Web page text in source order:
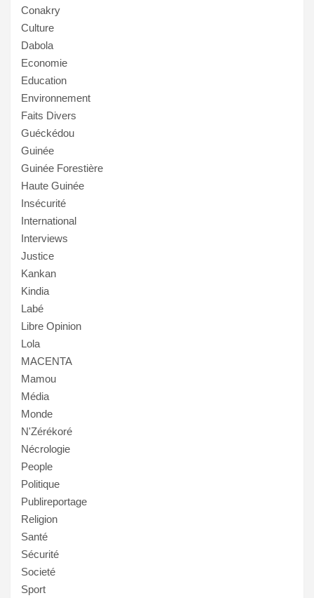
Conakry
Culture
Dabola
Economie
Education
Environnement
Faits Divers
Guéckédou
Guinée
Guinée Forestière
Haute Guinée
Insécurité
International
Interviews
Justice
Kankan
Kindia
Labé
Libre Opinion
Lola
MACENTA
Mamou
Média
Monde
N'Zérékoré
Nécrologie
People
Politique
Publireportage
Religion
Santé
Sécurité
Societé
Sport